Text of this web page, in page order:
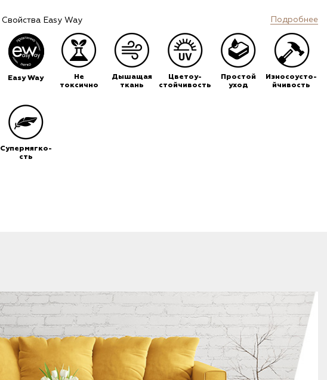
Свойства Easy Way Подробнее
Easy Way
Не
токсично
Дышащая
ткань
Цветоу-
стойчивость
Простой
уход
Износоусто-
йчивость
Супермягко-
сть